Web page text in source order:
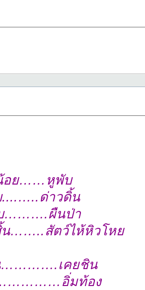
น้อย……หูพับ
ด่าวดิ้น
บ……….ผืนป่า
น……..สัตว์ไห้หิวโหย
………….เคยชิน
……………อิ่มท้อง